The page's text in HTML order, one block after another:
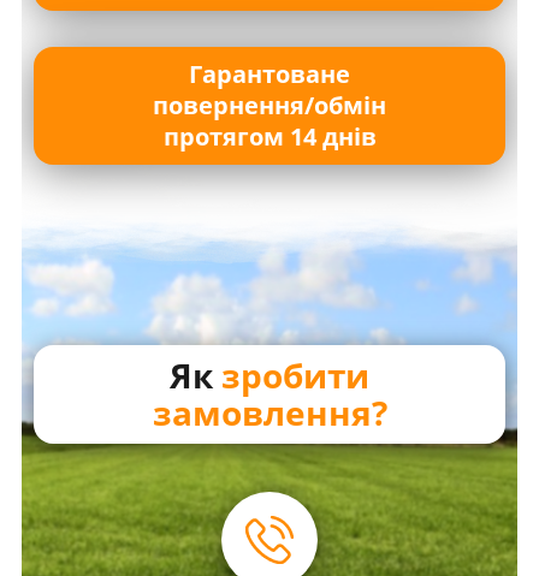
Гарантоване
повернення/обмін
протягом 14 днів
Як зробити
замовлення?